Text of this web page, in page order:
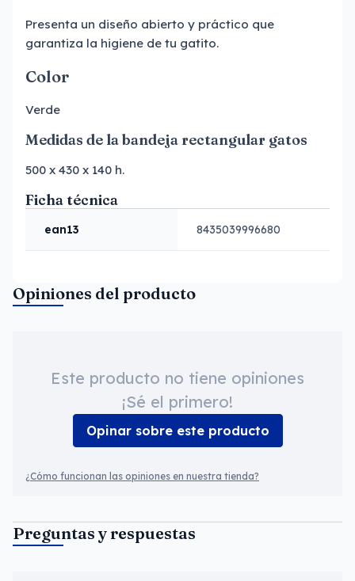
Presenta un diseño abierto y práctico que
garantiza la higiene de tu gatito.
Color
Verde
Medidas de la bandeja rectangular gatos
500 x 430 x 140 h.
Ficha técnica
ean13 8435039996680
Opiniones del producto
Este producto no tiene opiniones
¡Sé el primero!
Opinar sobre este producto
¿Cómo funcionan las opiniones en nuestra tienda?
Preguntas y respuestas